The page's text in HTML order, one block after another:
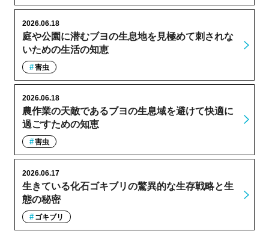
庭や公園に潜むブヨの生息地を見極めて刺されな
いための生活の知恵
2026.06.18
害虫
農作業の天敵であるブヨの生息域を避けて快適に
過ごすための知恵
2026.06.18
害虫
生きている化石ゴキブリの驚異的な生存戦略と生
態の秘密
2026.06.17
ゴキブリ